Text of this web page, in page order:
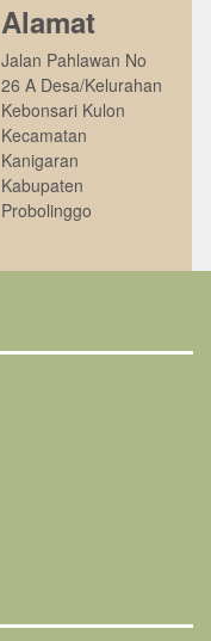
Alamat
Jalan Pahlawan No
26 A Desa/Kelurahan
Kebonsari Kulon
Kecamatan
Kanigaran
Kabupaten
Probolinggo